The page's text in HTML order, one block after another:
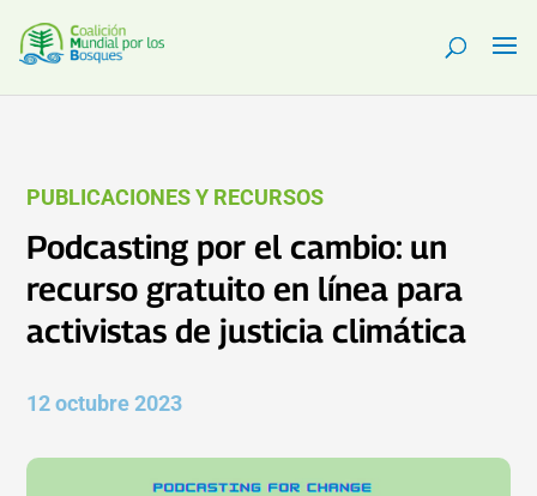
PUBLICACIONES Y RECURSOS
Podcasting por el cambio: un
recurso gratuito en línea para
activistas de justicia climática
12 octubre 2023